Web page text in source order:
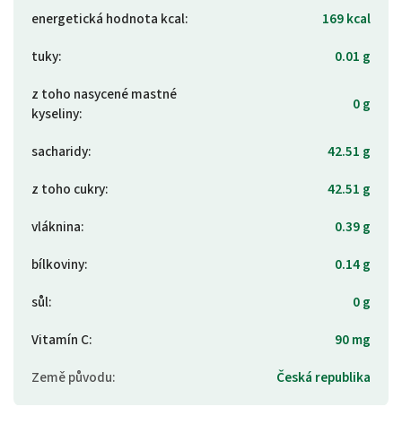
energetická hodnota kcal:
169 kcal
tuky:
0.01 g
z toho nasycené mastné
kyseliny: 0 g
sacharidy:
42.51 g
z toho cukry:
42.51 g
vláknina:
0.39 g
bílkoviny:
0.14 g
sůl:
0 g
Vitamín C:
90 mg
Země původu: Česká republika